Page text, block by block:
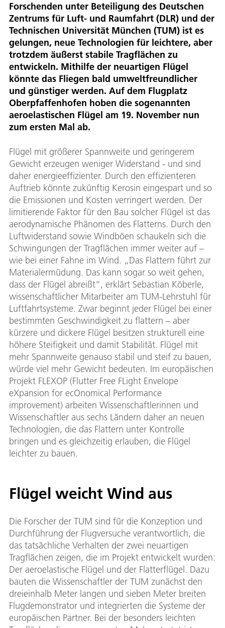
Forschenden unter Beteiligung des Deutschen
Zentrums für Luft- und Raumfahrt (DLR) und der
Technischen Universität München (TUM) ist es
gelungen, neue Technologien für leichtere, aber
trotzdem äußerst stabile Tragflächen zu
entwickeln. Mithilfe der neuartigen Flügel
könnte das Fliegen bald umweltfreundlicher
und günstiger werden. Auf dem Flugplatz
Oberpfaffenhofen hoben die sogenannten
aeroelastischen Flügel am 19. November nun
zum ersten Mal ab.
Flügel mit größerer Spannweite und geringerem
Gewicht erzeugen weniger Widerstand - und sind
daher energieeffizienter. Durch den effizienteren
Auftrieb könnte zukünftig Kerosin eingespart und so
die Emissionen und Kosten verringert werden. Der
limitierende Faktor für den Bau solcher Flügel ist das
aerodynamische Phänomen des Flatterns. Durch den
Luftwiderstand sowie Windböen schaukeln sich die
Schwingungen der Tragflächen immer weiter auf –
wie bei einer Fahne im Wind. „Das Flattern führt zur
Materialermüdung. Das kann sogar so weit gehen,
dass der Flügel abreißt“, erklärt Sebastian Köberle,
wissenschaftlicher Mitarbeiter am TUM-Lehrstuhl für
Luftfahrtsysteme. Zwar beginnt jeder Flügel bei einer
bestimmten Geschwindigkeit zu flattern – aber
kürzere und dickere Flügel besitzen strukturell eine
höhere Steifigkeit und damit Stabilität. Flügel mit
mehr Spannweite genauso stabil und steif zu bauen,
würde viel mehr Gewicht bedeuten. Im europäischen
Projekt FLEXOP (Flutter Free FLight Envelope
eXpansion for ecOnomical Performance
improvement) arbeiten Wissenschaftlerinnen und
Wissenschaftler aus sechs Ländern daher an neuen
Technologien, die das Flattern unter Kontrolle
bringen und es gleichzeitig erlauben, die Flügel
leichter zu bauen.
Flügel weicht Wind aus
Die Forscher der TUM sind für die Konzeption und
Durchführung der Flugversuche verantwortlich, die
das tatsächliche Verhalten der zwei neuartigen
Tragflächen zeigen, die im Projekt entwickelt wurden:
Der aeroelastische Flügel und der Flatterflügel. Dazu
bauten die Wissenschaftler der TUM zunächst den
dreieinhalb Meter langen und sieben Meter breiten
Flugdemonstrator und integrierten die Systeme der
europäischen Partner. Bei der besonders leichten